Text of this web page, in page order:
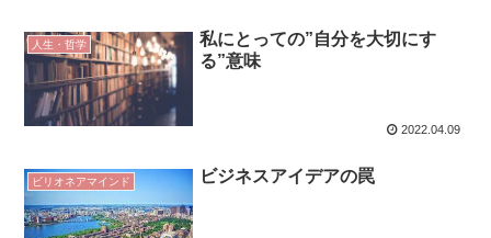
人生・哲学
私にとっての”自分を大切にす
る”意味
2022.04.09
ビリオネアマインド ビジネスアイデアの罠